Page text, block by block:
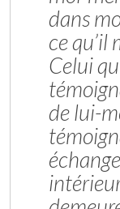
dans
ce qu’il
Celui
de lui-